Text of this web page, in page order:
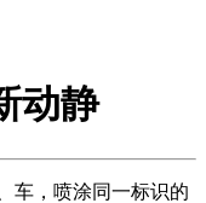
动静
，喷涂同一标识的